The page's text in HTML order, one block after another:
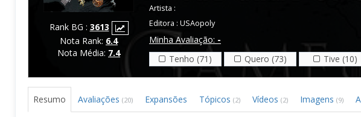
Rank BG : 3613
Nota Rank: 6.4
Nota Média: 7.4
Artista :
Editora : USAopoly
Minha Avaliação: -
Tenho (71)
Quero (73) Tive (10)
Resumo Avaliações (20) Expansões Tópicos (2) Vídeos (2) Imagens (9)